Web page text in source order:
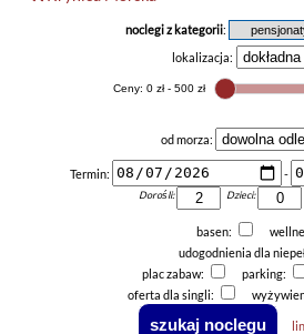
noclegi z kategorii:
lokalizacja:
od morza:
Termin: -
Dorośli: Dzieci:
basen:
udogodnienia dla
plac zabaw:
parking:
oferta dla singli: